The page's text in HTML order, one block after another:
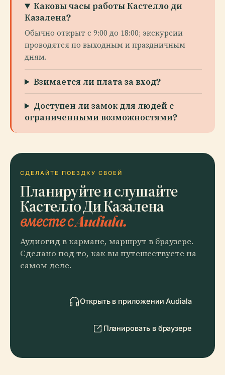
Каковы часы работы Кастелло ди
Казалена?
Обычно открыт с 9:00 до 18:00; экскурсии
проводятся по выходным и праздничным
дням.
Взимается ли плата за вход?
Доступен ли замок для людей с
ограниченными возможностями?
СДЕЛАЙТЕ ПОЕЗДКУ СВОЕЙ
Планируйте и слушайте
Кастелло Ди Казалена
вместе с Audiala.
Аудиогид в кармане, маршрут в браузере.
Сделано под то, как вы путешествуете на
самом деле.
Открыть в приложении Audiala
Планировать в браузере